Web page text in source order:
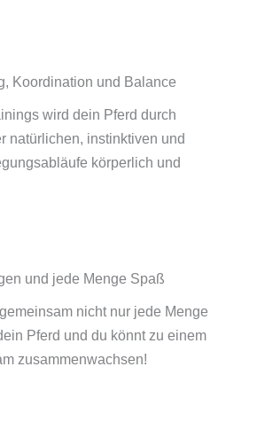
Koordination und Balance
wird dein Pferd durch
natürlichen, instinktiven und
körperlich und
und jede Menge Spaß
nicht nur jede Menge
Pferd und du könnt zu einem
zusammenwachsen!